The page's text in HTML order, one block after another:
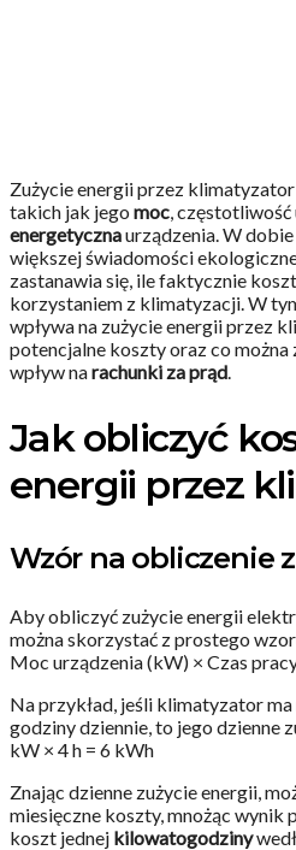
Zużycie energii przez
takich jak jego moc ,
energetycznaurządzenia. W
większej świadomości
zastanawia się, ile faktycznie
korzystaniem z klimatyzacji. W
wpływa na zużycie energii przez
potencjalne koszty oraz co
wpływ narachunki za prąd
Jak obliczyć
energii przez
Wzór na obliczenie
Aby obliczyć zużycie energii
można skorzystać z prostego
Moc urządzenia (kW) × Czas
Na przykład, jeśli klimatyzator ma
godziny dziennie, to jego dzienne
kW × 4 h = 6 kWh
Znając dzienne zużycie energii,
miesięczne koszty, mnożąc wynik
koszt jednej kilowatogodziny